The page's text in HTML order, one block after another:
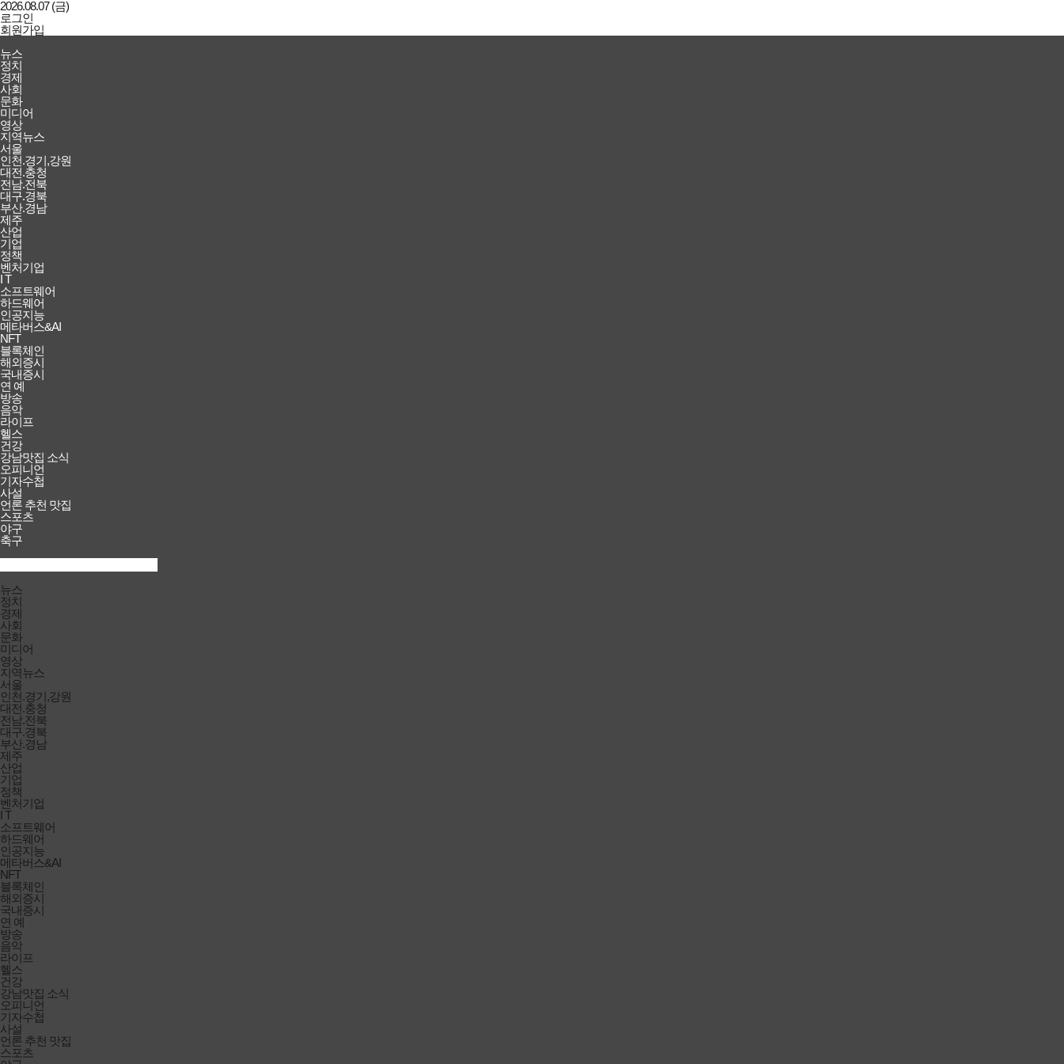
2026.08.07 (금)
로그인
회원가입
전체메뉴
열기/
닫기
뉴스
정치
경제
사회
문화
미디어
영상
지역뉴스
서울
인천.경기,강원
대전.충청
전남.전북
대구.경북
부산.경남
제주
산업
기업
정책
벤처기업
I T
소프트웨어
하드웨어
인공지능
메타버스&AI
NFT
블록체인
해외증시
국내증시
연 예
방송
음악
라이프
헬스
건강
강남맛집 소식
오피니언
기자수첩
사설
언론 추천 맛집
스포츠
야구
축구
검색창
열기/
닫기
전체메뉴
닫기
뉴스
정치
경제
사회
문화
미디어
영상
지역뉴스
서울
인천.경기,강원
대전.충청
전남.전북
대구.경북
부산.경남
제주
산업
기업
정책
벤처기업
I T
소프트웨어
하드웨어
인공지능
메타버스&AI
NFT
블록체인
해외증시
국내증시
연 예
방송
음악
라이프
헬스
건강
강남맛집 소식
오피니언
기자수첩
사설
언론 추천 맛집
스포츠